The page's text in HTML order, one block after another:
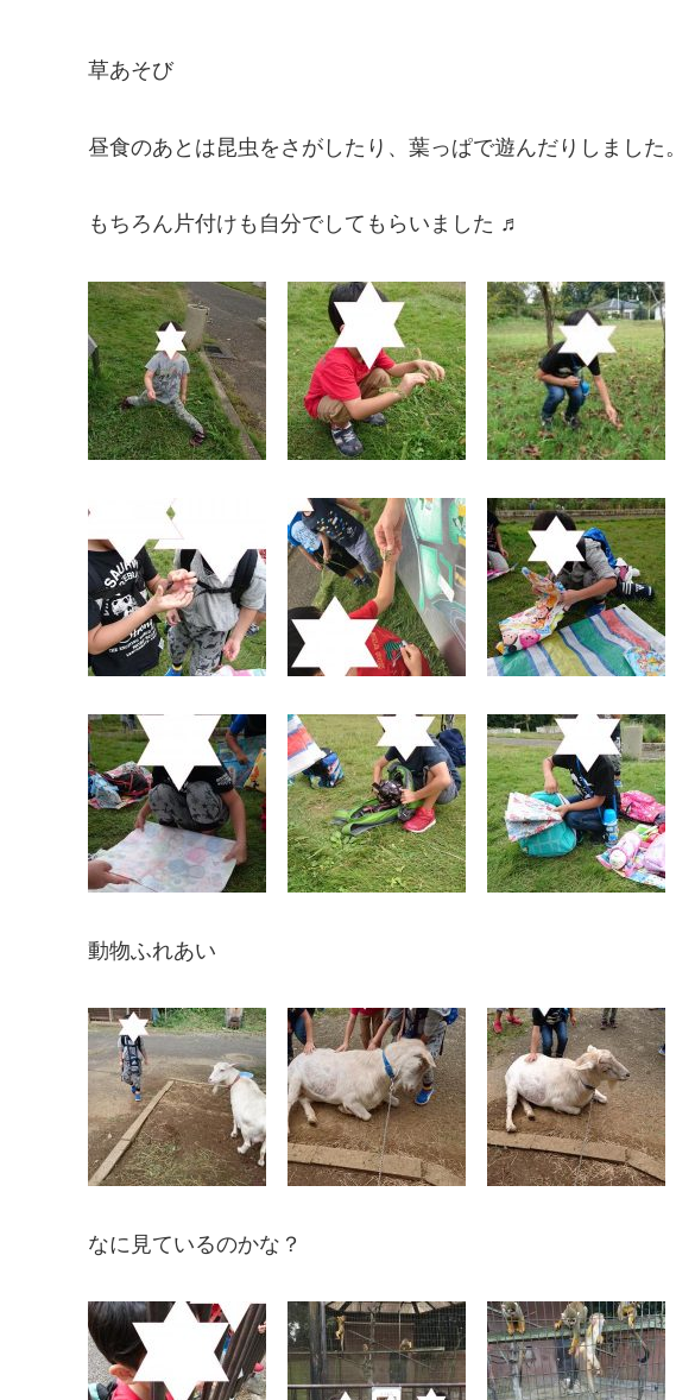
草あそび
昼食のあとは昆虫をさがしたり、葉っぱで遊んだりしました。
もちろん片付けも自分でしてもらいました ♬
動物ふれあい
なに見ているのかな？